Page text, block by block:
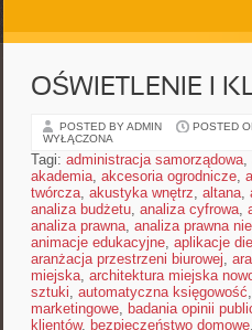
OŚWIETLENIE I
POSTED BY ADMIN POSTED
WYŁĄCZONA
Tagi: administracja samorządowa,
akademia, akcesoria ogrodnicze,
twórcza, akustyka wnętrz, altana,
analiza budżetu, analiza cyfrowa,
analiza prawna, analiza prawna
animacje edukacyjne, aplikacje
aranżacja przestrzeni biurowej,
miejska, architektura miejska
sztuki, automatyczna księgowość,
marketingowe, badania opinii
klientów, bezpieczeństwo domowe,